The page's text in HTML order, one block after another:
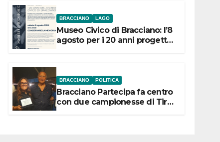
BRACCIANO LAGO
Museo Civico di Bracciano: l’8
agosto per i 20 anni progetto
BRACCIANO POLITICA
Bracciano Partecipa fa centro
con due campionesse di Tiro